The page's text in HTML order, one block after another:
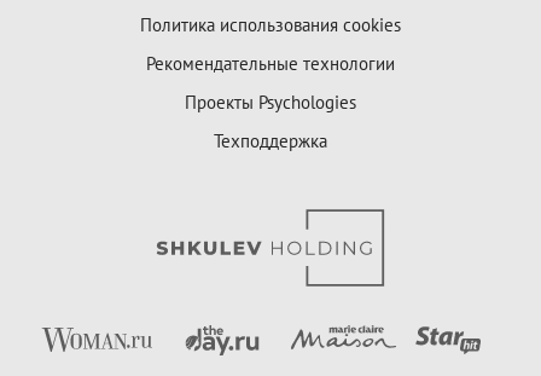
Политика использования cookies
Рекомендательные технологии
Проекты Psychologies
Техподдержка